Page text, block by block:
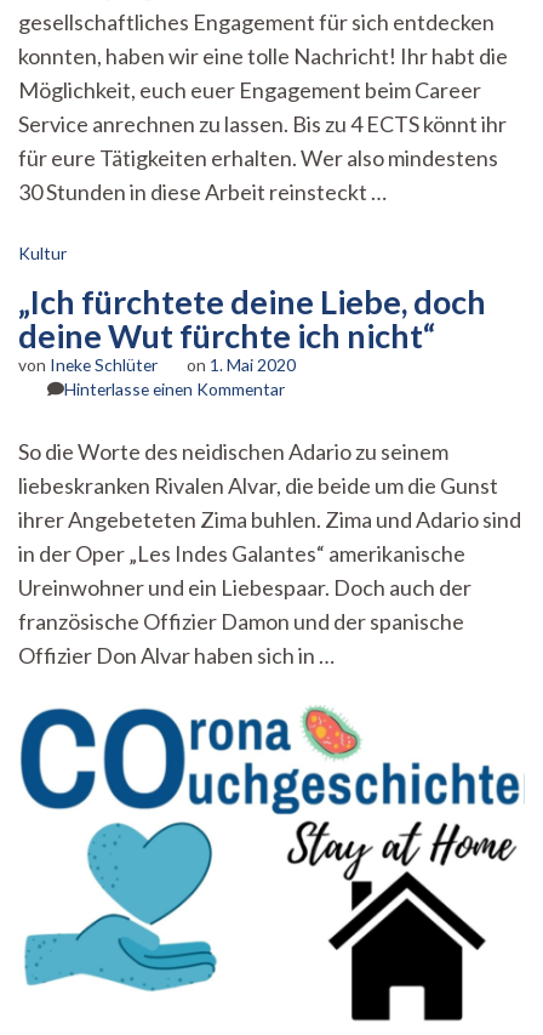
der
Krise
gesellschaftliches Engagement für sich entdecken
konnten, haben wir eine tolle Nachricht! Ihr habt die
Möglichkeit, euch euer Engagement beim Career
Service anrechnen zu lassen. Bis zu 4 ECTS könnt ihr
für eure Tätigkeiten erhalten. Wer also mindestens
30 Stunden in diese Arbeit reinsteckt …
Kultur
„Ich fürchtete deine Liebe, doch
deine Wut fürchte ich nicht“
von Ineke Schlüter on 1. Mai 2020
Hinterlasse einen Kommentarzu
deine
Liebe,
doch
deine
Wut
fürchte
ich
nicht“
So die Worte des neidischen Adario zu seinem
liebeskranken Rivalen Alvar, die beide um die Gunst
ihrer Angebeteten Zima buhlen. Zima und Adario sind
in der Oper „Les Indes Galantes“ amerikanische
Ureinwohner und ein Liebespaar. Doch auch der
französische Offizier Damon und der spanische
Offizier Don Alvar haben sich in …